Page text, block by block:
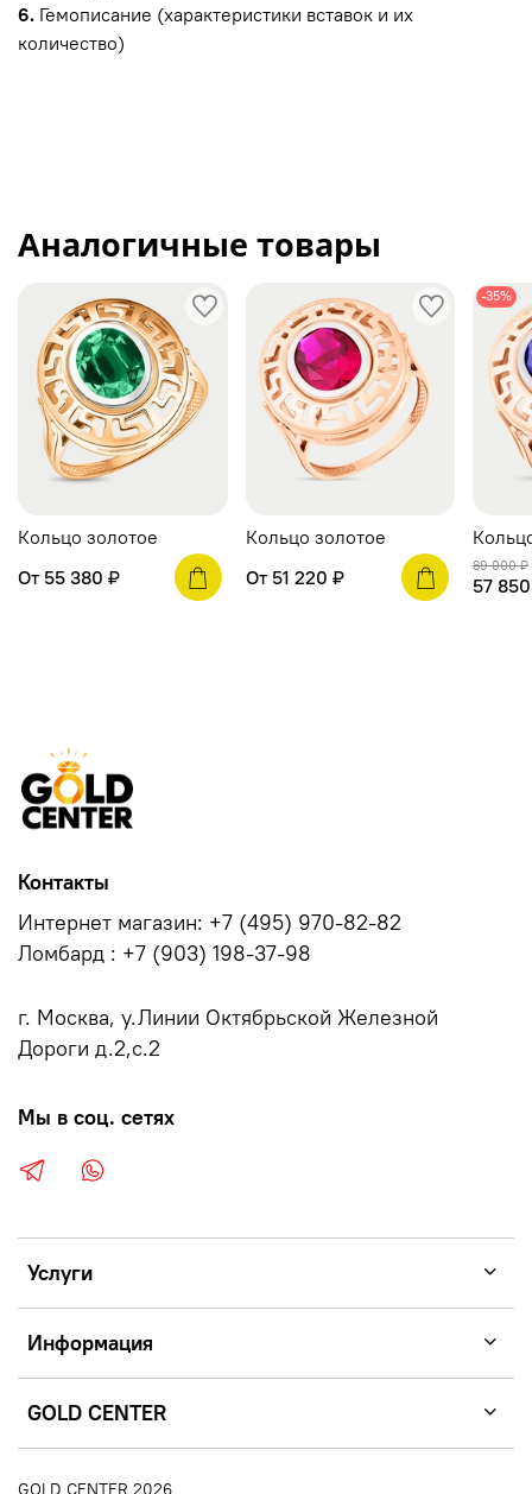
6. Гемописание (характеристики вставок и их
количество)
Аналогичные товары
Кольцо золотое
От 55 380 ₽
Кольцо золотое
От 51 220 ₽
-35%
89 000 ₽
57
Услуги
Информация
GOLD CENTER
Контакты
Интернет магазин: +7 (495) 970-82-82
Ломбард : +7 (903) 198-37-98
г. Москва, у.Линии Октябрьской Железной
Дороги д.2,с.2
Мы в соц. сетях
GOLD CENTER 2026